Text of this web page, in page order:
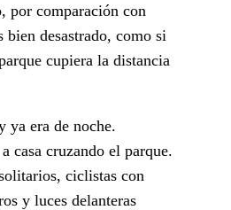
por comparación con
bien desastrado, como si
cupiera la distancia
ya era de noche.
casa cruzando el parque.
ciclistas con
y luces delanteras